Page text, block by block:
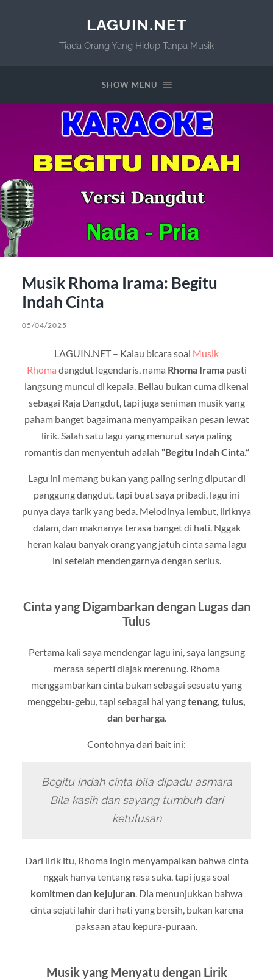
LAGUIN.NET
Tiada Orang Yang Hidup Tanpa Musik
SHOW MENU
Musik Rhoma Irama: Begitu
Indah Cinta
05/04/2025
LAGUIN.NET – Kalau bicara soal Musik
Rhoma dangdut legendaris, nama Rhoma Iramapasti
langsung muncul di kepala. Beliau bukan cuma dikenal
sebagai Raja Dangdut, tapi juga seniman musik yang
paham banget bagaimana menyampaikan pesan lewat
lirik. Salah satu lagu yang menurut saya paling
romantis dan menyentuh adalah “Begitu Indah Cinta.”
Lagu ini memang bukan yang paling sering diputar di
panggung dangdut, tapi buat saya pribadi, lagu ini
punya daya tarik yang beda. Melodinya lembut, liriknya
dalam, dan maknanya terasa banget di hati. Nggak
heran kalau banyak orang yang jatuh cinta sama lagu
ini setelah mendengarnya dengan serius.
Cinta yang Digambarkan dengan Lugas dan
Tulus
Pertama kali saya mendengar lagu ini, saya langsung
merasa seperti diajak merenung. Rhoma
menggambarkan cinta bukan sebagai sesuatu yang
menggebu-gebu, tapi sebagai hal yangtenang, tulus,
dan berharga.
Contohnya dari bait ini:
Begitu indah cinta bila dipadu asmara
Bila kasih dan sayang tumbuh dari
ketulusan
Dari lirik itu, Rhoma ingin menyampaikan bahwa cinta
nggak hanya tentang rasa suka, tapi juga soal
komitmen dan kejujuran. Dia menunjukkan bahwa
cinta sejati lahir dari hati yang bersih, bukan karena
paksaan atau kepura-puraan.
Musik yang Menyatu dengan Lirik